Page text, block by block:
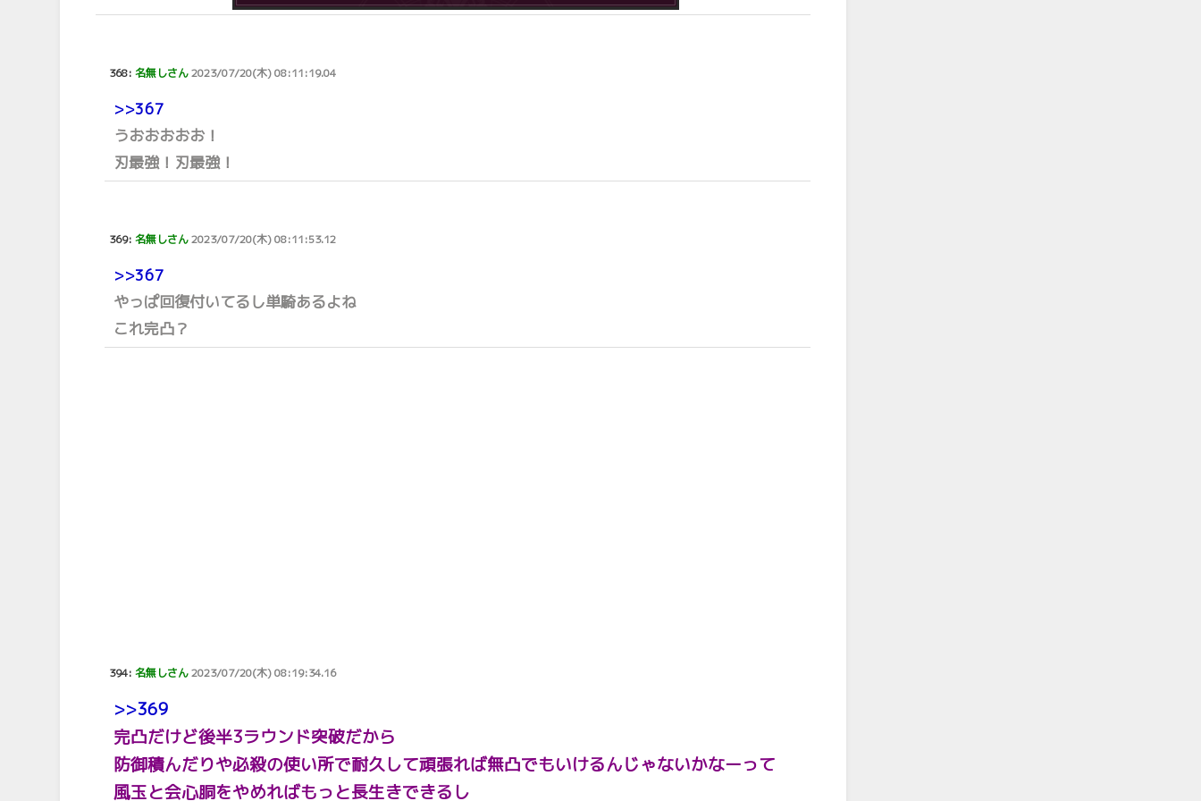
368:名無しさん2023/07/20(木) 08:11:19.04
>>367
うおおおおお！
刃最強！刃最強！
369:名無しさん2023/07/20(木) 08:11:53.12
>>367
やっぱ回復付いてるし単騎あるよね
これ完凸？
394:名無しさん2023/07/20(木) 08:19:34.16
>>369
完凸だけど後半3ラウンド突破だから
防御積んだりや必殺の使い所で耐久して頑張れば無凸でもいけるんじゃないかなーって
風玉と会心胴をやめればもっと長生きできるし